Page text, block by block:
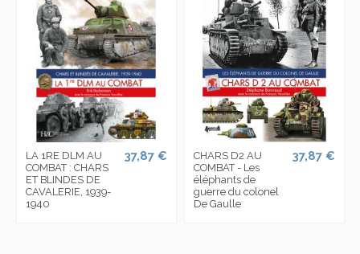
LA 1RE DLM AU
COMBAT : CHARS
ET BLINDES DE
CAVALERIE, 1939-
1940
37,87 €
CHARS D2 AU
COMBAT - Les
éléphants de
guerre du colonel
De Gaulle
37,87 €